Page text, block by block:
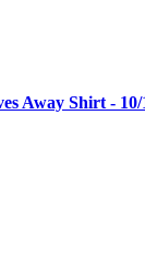
Away Shirt -